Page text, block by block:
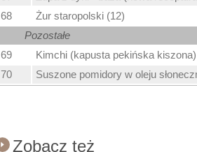
68
Żur staropolski (12)
Pozostałe
69
Kimchi (kapusta pekińska kiszona)
70
Suszone pomidory w oleju
Zobacz też